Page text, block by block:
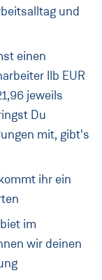
und
einen
IIb EUR
jeweils
Du
mit, gibt's
ihr ein
im
wir deinen